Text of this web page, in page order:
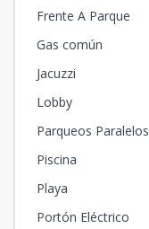
Frente A Parque
Gas común
Jacuzzi
Lobby
Parqueos Paralelos
Piscina
Playa
Portón Eléctrico